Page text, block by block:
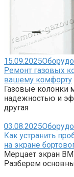
15.09.2025
Ремонт газовых
вашему комфорту
Газовые колонки
надежностью и
другая
03.08.2025
Как устранить
на экране
Мерцает экран
Разберем